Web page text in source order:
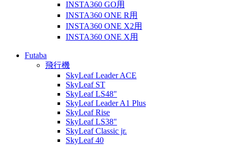
INSTA360 GO用
INSTA360 ONE R用
INSTA360 ONE X2用
INSTA360 ONE X用
Futaba
飛行機
SkyLeaf Leader ACE
SkyLeaf ST
SkyLeaf LS48"
SkyLeaf Leader A1 Plus
SkyLeaf Rise
SkyLeaf LS38"
SkyLeaf Classic jr.
SkyLeaf 40